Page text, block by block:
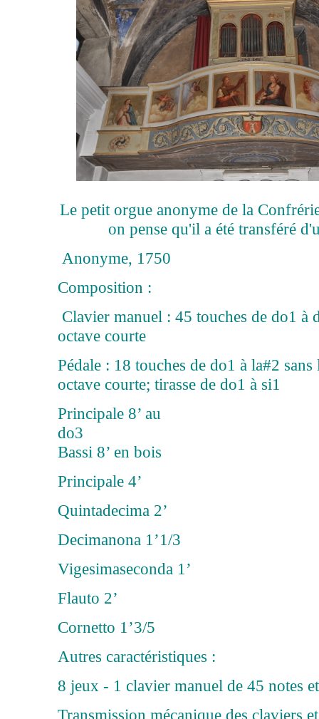
Le petit orgue anonyme de la
on pense qu'il a été transféré
Anonyme, 1750
Composition :
Clavier manuel : 45 touches de do1 à
octave courte
Pédale : 18 touches de do1 à la#2
octave courte; tirasse de do1 à si1
Principale 8’ au
Bassi 8’ en bois
Principale 4’
Quintadecima 2’
Decimanona 1’1/3
Vigesimaseconda 1’
Flauto 2’
Cornetto 1’3/5
Autres caractéristiques :
8 jeux - 1 clavier manuel de 45 notes
Transmission mécanique des claviers